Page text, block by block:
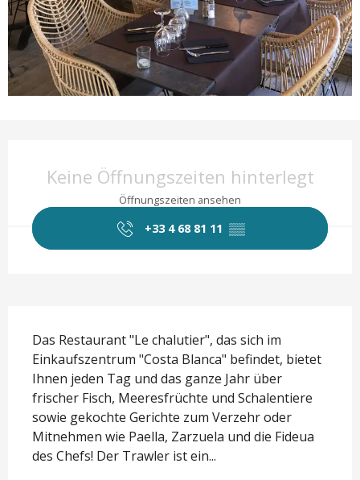
Keine Öffnungszeiten hinterlegt
Öffnungszeiten ansehen
+33 4 68 81 11 ▒▒
Das Restaurant "Le chalutier", das sich im
Einkaufszentrum "Costa Blanca" befindet, bietet
Ihnen jeden Tag und das ganze Jahr über
frischer Fisch, Meeresfrüchte und Schalentiere
sowie gekochte Gerichte zum Verzehr oder
Mitnehmen wie Paella, Zarzuela und die Fideua
des Chefs! Der Trawler ist ein...